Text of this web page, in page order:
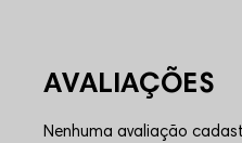
Nenhuma avaliação